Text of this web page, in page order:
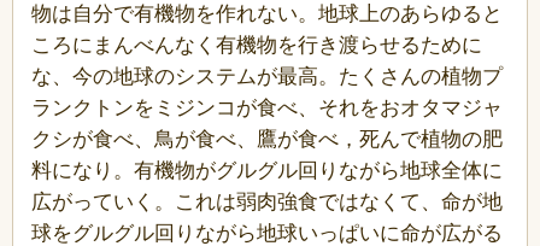
物は自分で有機物を作れない。地球上のあらゆると
ころにまんべんなく有機物を行き渡らせるために
な、今の地球のシステムが最高。たくさんの植物プ
ランクトンをミジンコが食べ、それをおオタマジャ
クシが食べ、鳥が食べ、鷹が食べ，死んで植物の肥
料になり。有機物がグルグル回りながら地球全体に
広がっていく。これは弱肉強食ではなくて、命が地
球をグルグル回りながら地球いっぱいに命が広がる